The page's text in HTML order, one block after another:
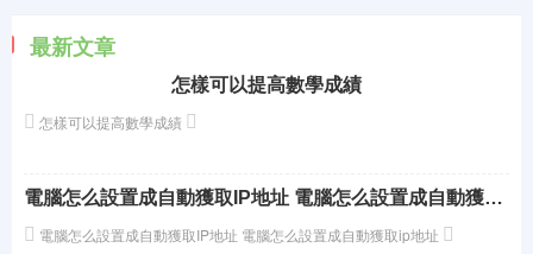
最新文章
怎樣可以提高數學成績
怎樣可以提高數學成績
電腦怎么設置成自動獲取IP地址 電腦怎么設置成自動獲取ip地址
電腦怎么設置成自動獲取IP地址 電腦怎么設置成自動獲取ip地址